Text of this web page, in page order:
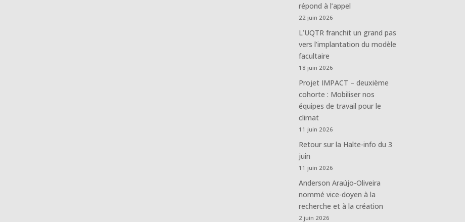
répond à l’appel
22 juin 2026
L’UQTR franchit un grand pas
vers l’implantation du modèle
facultaire
18 juin 2026
Projet IMPACT – deuxième
cohorte : Mobiliser nos
équipes de travail pour le
climat
11 juin 2026
Retour sur la Halte-info du 3
juin
11 juin 2026
Anderson Araújo-Oliveira
nommé vice-doyen à la
recherche et à la création
2 juin 2026